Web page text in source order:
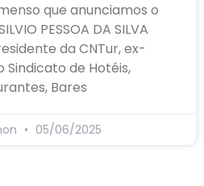
que anunciamos o
PESSOA DA SILVA
da CNTur, ex-
Sindicato de Hotéis,
Bares
05/06/2025